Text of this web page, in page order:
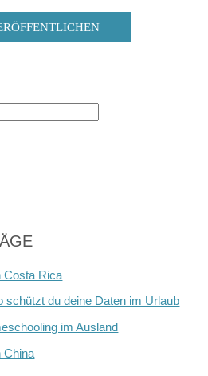
Costa Rica
schützt du deine Daten im Urlaub
im Ausland
China